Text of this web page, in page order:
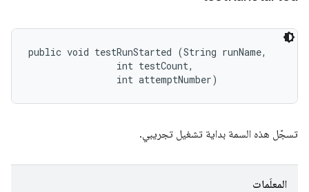
public void testRunStarted (String runName,
                int testCount,
                int attemptNumber)
تسجّل هذه السمة بداية تشغيل تجريبي.
المعلَمات